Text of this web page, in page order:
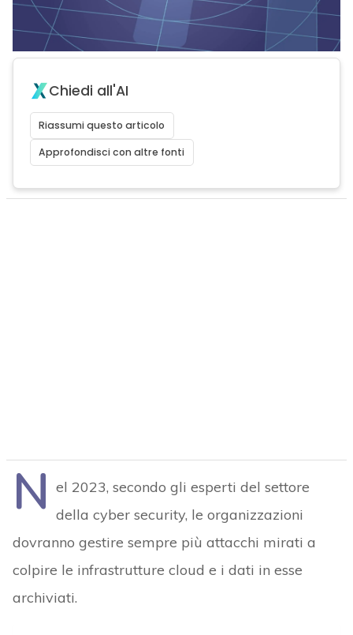
Chiedi all'AI
Riassumi questo articolo
Approfondisci con altre fonti
N el 2023, secondo gli esperti del settore
della cyber security, le organizzazioni
dovranno gestire sempre più attacchi mirati a
colpire le infrastrutture cloud e i dati in esse
archiviati.